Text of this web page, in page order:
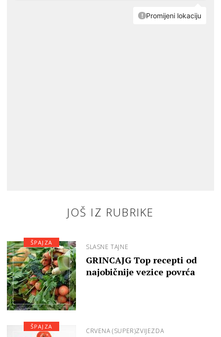
JOŠ IZ RUBRIKE
SLASNE TAJNE
GRINCAJG Top recepti od
najobičnije vezice povrća
ŠPAJZA
CRVENA (SUPER)ZVIJEZDA
ŠPAJZA